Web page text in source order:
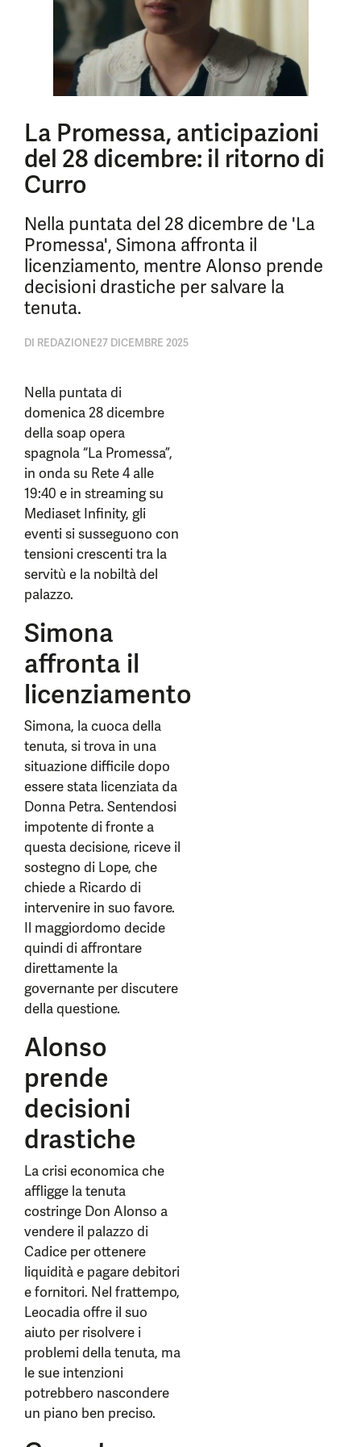
La Promessa, anticipazioni
del 28 dicembre: il ritorno di
Curro
Nella puntata del 28 dicembre de 'La
Promessa', Simona affronta il
licenziamento, mentre Alonso prende
decisioni drastiche per salvare la
tenuta.
DI REDAZIONE27 DICEMBRE 2025
Nella puntata di
domenica 28 dicembre
della soap opera
spagnola “La Promessa”,
in onda su Rete 4 alle
19:40 e in streaming su
Mediaset Infinity, gli
eventi si susseguono con
tensioni crescenti tra la
servitù e la nobiltà del
palazzo.
Simona
affronta il
licenziamento
Simona, la cuoca della
tenuta, si trova in una
situazione difficile dopo
essere stata licenziata da
Donna Petra. Sentendosi
impotente di fronte a
questa decisione, riceve il
sostegno di Lope, che
chiede a Ricardo di
intervenire in suo favore.
Il maggiordomo decide
quindi di affrontare
direttamente la
governante per discutere
della questione.
Alonso
prende
decisioni
drastiche
La crisi economica che
affligge la tenuta
costringe Don Alonso a
vendere il palazzo di
Cadice per ottenere
liquidità e pagare debitori
e fornitori. Nel frattempo,
Leocadia offre il suo
aiuto per risolvere i
problemi della tenuta, ma
le sue intenzioni
potrebbero nascondere
un piano ben preciso.